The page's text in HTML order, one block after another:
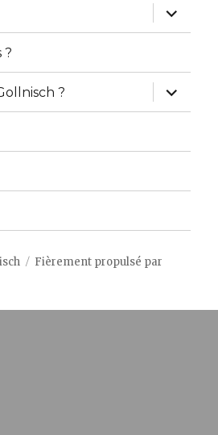
ouvrir
le
sous-
?
?
ouvrir
le
sous-
Fièrement propulsé par